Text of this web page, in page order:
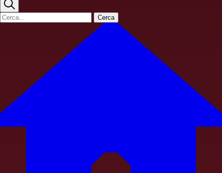
Cerca